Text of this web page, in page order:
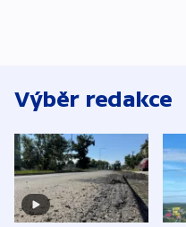
Výběr redakce